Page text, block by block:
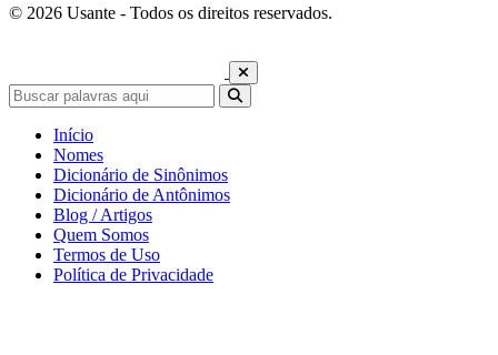
© 2026 Usante - Todos os direitos reservados.
Início
Nomes
Dicionário de Sinônimos
Dicionário de Antônimos
Blog / Artigos
Quem Somos
Termos de Uso
Política de Privacidade